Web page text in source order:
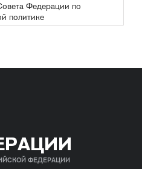
Федерации по
политике
ФЕДЕРАЦИИ